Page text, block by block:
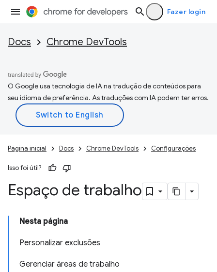
Fazer login
Docs Chrome DevTools
O Google usa tecnologia de IA na tradução de conteúdos para
seu idioma de preferência. As traduções com IA podem ter erros.
Página inicial Docs Chrome DevTools Configurações
Isso foi útil?
Espaço de trabalho
Nesta página
Personalizar exclusões
Gerenciar áreas de trabalho